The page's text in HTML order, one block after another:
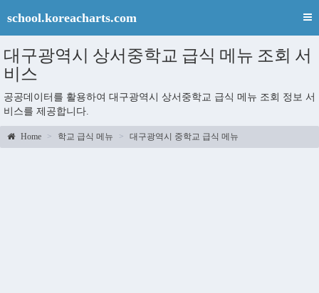
school.koreacharts.com
대구광역시 상서중학교 급식 메뉴 조회 서
비스
공공데이터를 활용하여 대구광역시 상서중학교 급식 메뉴 조회 정보 서
비스를 제공합니다.
Home 학교 급식 메뉴 대구광역시 중학교 급식 메뉴